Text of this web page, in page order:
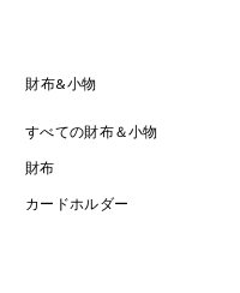
財布&小物
すべての財布＆小物
財布
カードホルダー